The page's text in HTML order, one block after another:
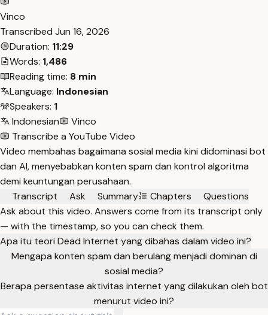
Vinco
Transcribed Jun 16, 2026
Duration: 11:29
Words: 1,486
Reading time: 8 min
Language: Indonesian
Speakers: 1
Indonesian
Vinco
Transcribe a YouTube Video
Video membahas bagaimana sosial media kini didominasi bot
dan AI, menyebabkan konten spam dan kontrol algoritma
demi keuntungan perusahaan.
Transcript
Ask Summary Chapters
Questions
Ask about this video. Answers come from its transcript only
— with the timestamp, so you can check them.
Apa itu teori Dead Internet yang dibahas dalam video ini?
Mengapa konten spam dan berulang menjadi dominan di
sosial media?
Berapa persentase aktivitas internet yang dilakukan oleh bot
menurut video ini?